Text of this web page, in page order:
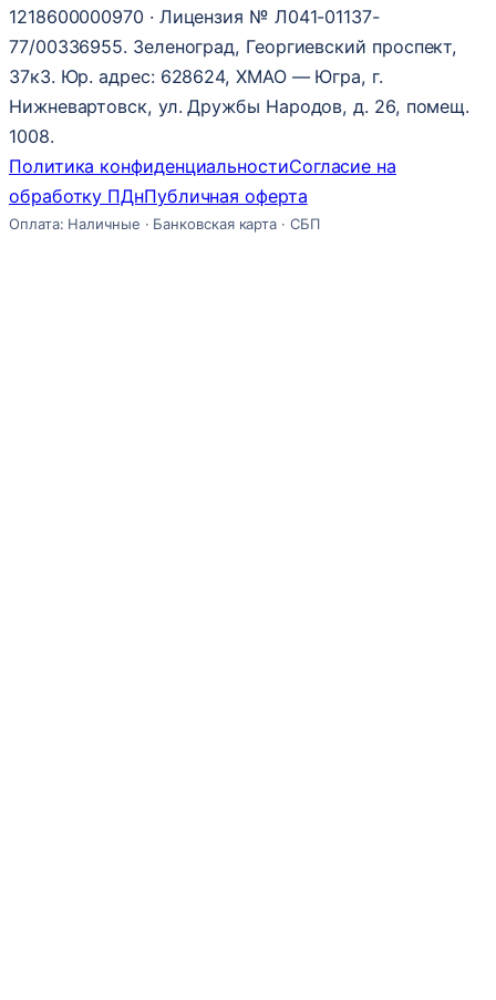
1218600000970 · Лицензия № Л041-01137-
77/00336955. Зеленоград, Георгиевский проспект,
37к3. Юр. адрес: 628624, ХМАО — Югра, г.
Нижневартовск, ул. Дружбы Народов, д. 26, помещ.
1008.
Политика конфиденциальностиСогласие на
обработку ПДнПубличная оферта
Оплата: Наличные · Банковская карта · СБП